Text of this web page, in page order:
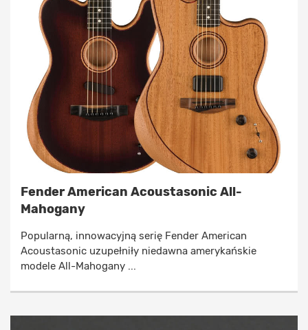
Fender American Acoustasonic All-
Mahogany
Popularną, innowacyjną serię Fender American
Acoustasonic uzupełniły niedawna amerykańskie
modele All-Mahogany ...